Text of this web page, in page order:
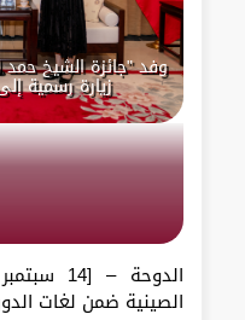
وفد "جائزة الشيخ
زيارة رسمية
الصينية ضمن لغات